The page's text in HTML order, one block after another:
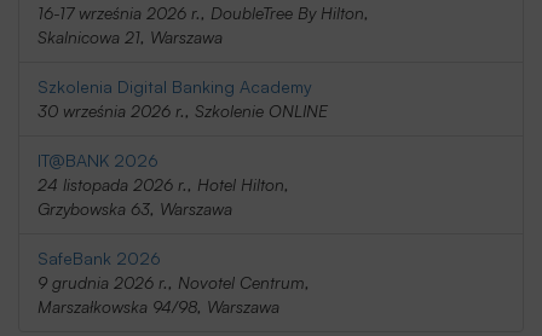
16-17 września 2026 r., DoubleTree By Hilton,
Skalnicowa 21, Warszawa
Szkolenia Digital Banking Academy
30 września 2026 r., Szkolenie ONLINE
IT@BANK 2026
24 listopada 2026 r., Hotel Hilton,
Grzybowska 63, Warszawa
SafeBank 2026
9 grudnia 2026 r., Novotel Centrum,
Marszałkowska 94/98, Warszawa